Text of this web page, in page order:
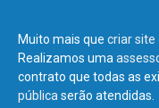
Muito mais que criar site
Realizamos uma
contrato que todas as
públicaserão atendidas.